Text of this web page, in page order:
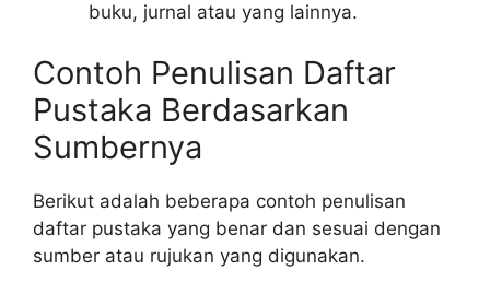
buku, jurnal atau yang lainnya.
Contoh Penulisan Daftar
Pustaka Berdasarkan
Sumbernya
Berikut adalah beberapa contoh penulisan
daftar pustaka yang benar dan sesuai dengan
sumber atau rujukan yang digunakan.